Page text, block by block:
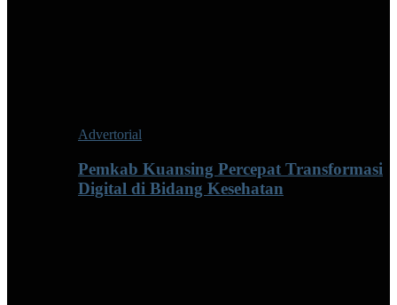
Advertorial
Pemkab Kuansing Percepat Transformasi
Digital di Bidang Kesehatan